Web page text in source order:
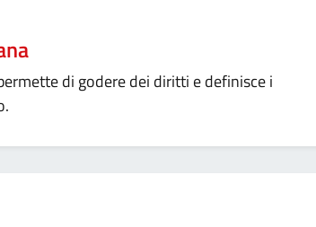
di godere dei diritti e definisce i